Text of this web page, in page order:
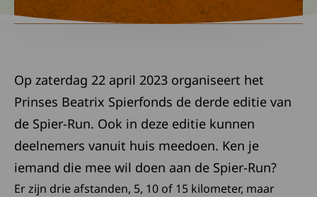
Op zaterdag 22 april 2023 organiseert het
Prinses Beatrix Spierfonds de derde editie van
de Spier-Run. Ook in deze editie kunnen
deelnemers vanuit huis meedoen. Ken je
iemand die mee wil doen aan de Spier-Run?
Er zijn drie afstanden, 5, 10 of 15 kilometer, maar